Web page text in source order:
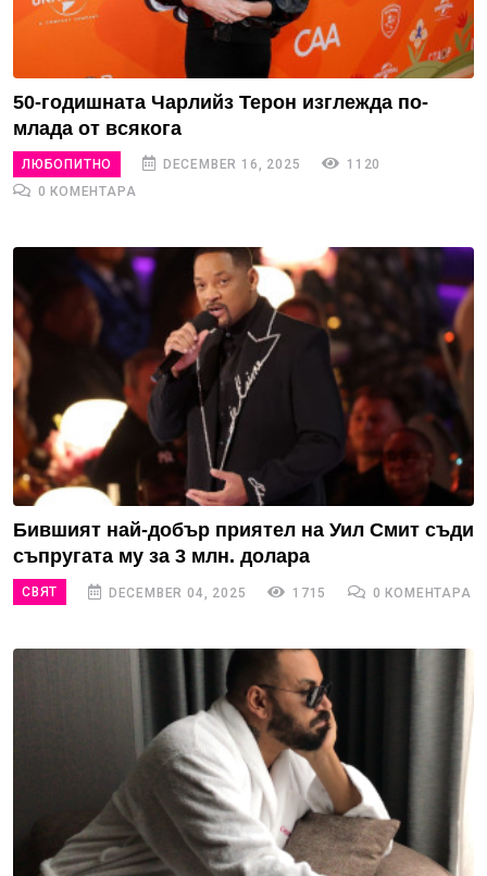
50-годишната Чарлийз Терон изглежда по-
млада от всякога
ЛЮБОПИТНО DECEMBER 16, 2025
1120
0 КОМЕНТАРА
Бившият най-добър приятел на Уил Смит съди
съпругата му за 3 млн. долара
СВЯТ DECEMBER 04, 2025 1715 0 КОМЕНТАРА